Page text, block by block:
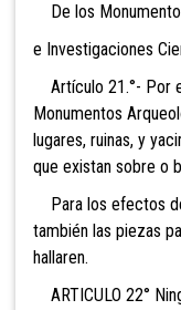
De los
e Investigaciones
Artículo 21.°- Por
Monumentos
lugares, ruinas, y
que existan sobre o
Para los efectos
también las piezas
hallaren.
ARTICULO 22°